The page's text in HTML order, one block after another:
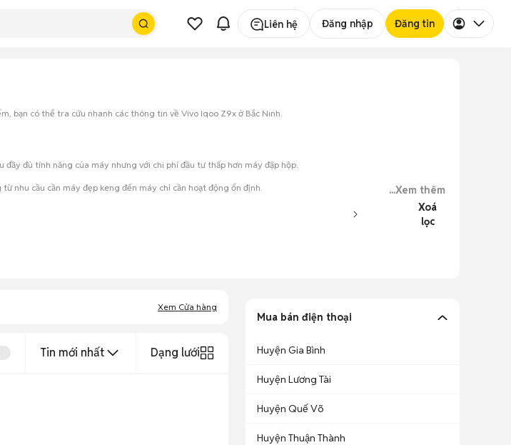
Liên hệ Đăng nhập Đăng tin
bạn có thể tra cứu nhanh các thông tin về Vivo Iqoo Z9x ở Bắc Ninh.
đủ tính năng của máy nhưng với chi phí đầu tư thấp hơn máy đập hộp.
nhu cầu cần máy đẹp keng đến máy chỉ cần hoạt động ổn định.
để đảm bảo máy không có lỗi phát sinh.
...Xem thêm
Xoá
lọc
Xem Cửa hàng
Tin mới nhất Dạng lưới
Mua bán điện thoại
Huyện Gia Bình
Huyện Lương Tài
Huyện Quế Võ
Huyện Thuận Thành